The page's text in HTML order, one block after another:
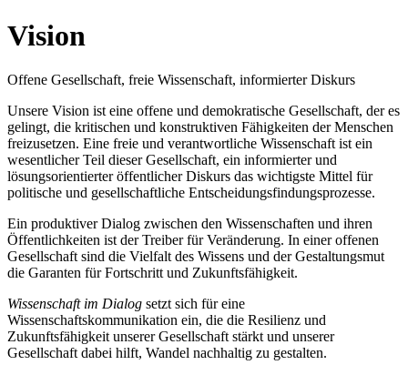
Vision
Offene Gesellschaft, freie Wissenschaft, informierter Diskurs
Unsere Vision ist eine offene und demokratische Gesellschaft, der es
gelingt, die kritischen und konstruktiven Fähigkeiten der Menschen
freizusetzen. Eine freie und verantwortliche Wissenschaft ist ein
wesentlicher Teil dieser Gesellschaft, ein informierter und
lösungsorientierter öffentlicher Diskurs das wichtigste Mittel für
politische und gesellschaftliche Entscheidungsfindungsprozesse.
Ein produktiver Dialog zwischen den Wissenschaften und ihren
Öffentlichkeiten ist der Treiber für Veränderung. In einer offenen
Gesellschaft sind die Vielfalt des Wissens und der Gestaltungsmut
die Garanten für Fortschritt und Zukunftsfähigkeit.
Wissenschaft im Dialog setzt sich für eine
Wissenschaftskommunikation ein, die die Resilienz und
Zukunftsfähigkeit unserer Gesellschaft stärkt und unserer
Gesellschaft dabei hilft, Wandel nachhaltig zu gestalten.